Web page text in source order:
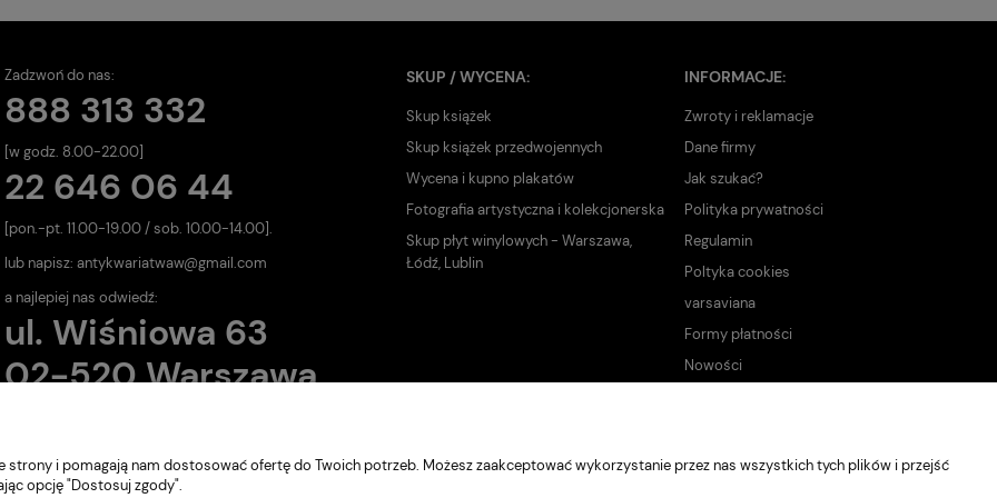
Zadzwoń do nas:
888 313 332
[w godz. 8.00-22.00]
22 646 06 44
[pon.-pt. 11.00-19.00 / sob. 10.00-14.00].
lub napisz: antykwariatwaw@gmail.com
a najlepiej nas odwiedź:
ul. Wiśniowa 63
02-520 Warszawa
SKUP / WYCENA:
Skup książek
Skup książek przedwojennych
Wycena i kupno plakatów
Fotografia artystyczna i kolekcjonerska
Skup płyt winylowych - Warszawa,
Łódź, Lublin
INFORMACJE:
Zwroty i reklamacje
Dane firmy
Jak szukać?
Polityka prywatności
Regulamin
Poltyka cookies
varsaviana
Formy płatności
Nowości
strony i pomagają nam dostosować ofertę do Twoich potrzeb. Możesz zaakceptować wykorzystanie przez nas wszystkich tych plików i przejść
opcję "Dostosuj zgody".